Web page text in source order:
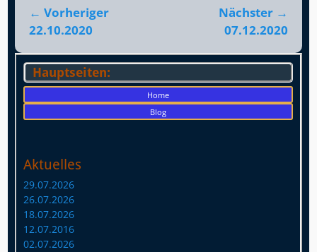
Beitragsnavigation
← Vorheriger
Vorheriger
22.10.2020
Nächster →
07.12.2020
Hauptseiten:
Home
Blog
Aktuelles
29.07.2026
26.07.2026
18.07.2026
12.07.2016
02.07.2026